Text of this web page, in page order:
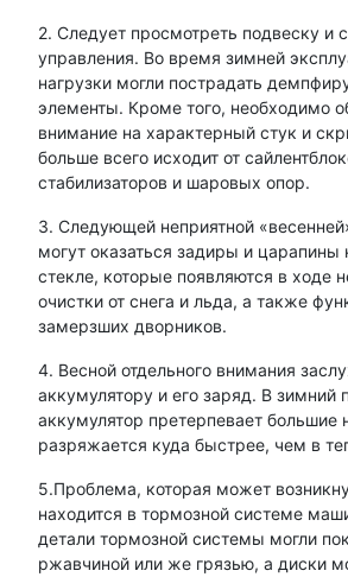
2. Следует просмотреть подвеску и
управления. Во время зимней
нагрузки могли пострадать
элементы. Кроме того, необходимо
внимание на характерный стук и
больше всего исходит от
стабилизаторов и шаровых опор.
3. Следующей неприятной
могут оказаться задиры и царапины
стекле, которые появляются в ходе
очистки от снега и льда, а также
замерзших дворников.
4. Весной отдельного внимания
аккумулятору и его заряд. В зимний
аккумулятор претерпевает большие
разряжается куда быстрее, чем в
5.Проблема, которая может
находится в тормозной системе
детали тормозной системы могли
ржавчиной или же грязью, а диски